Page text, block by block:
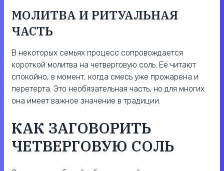
МОЛИТВА И РИТУАЛЬНАЯ
ЧАСТЬ
В некоторых семьях процесс сопровождается
короткой молитва на четверговую соль. Её читают
спокойно, в момент, когда смесь уже прожарена и
перетерта. Это необязательная часть, но для многих
она имеет важное значение в традиции.
КАК ЗАГОВОРИТЬ
ЧЕТВЕРГОВУЮ СОЛЬ